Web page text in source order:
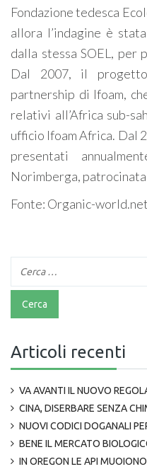
Fondazione tedesca
allora l’indagine è
dalla stessa SOEL, per
Dal 2007, il
partnership di Ifoam,
relativi all’Africa sub-
ufficio Ifoam Africa. Dal
presentati
Norimberga,
Fonte: Organic-world.net
Articoli recenti
VA AVANTI IL NUOVO
CINA, DISERBARE SENZA
NUOVI CODICI DOGANALI
BENE IL MERCATO
IN OREGON LE API